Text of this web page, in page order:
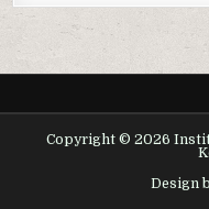
Copyright © 2026
Design